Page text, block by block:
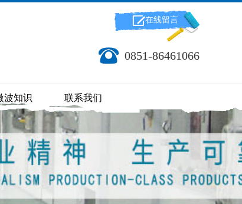
在线留言
0851-86461066
波知识 联系我们